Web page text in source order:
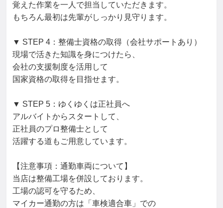
覚えた作業を一人で担当していただきます。
もちろん最初は先輩がしっかり見守ります。
▼ STEP 4：整備士資格の取得（会社サポートあり）
現場で活きた知識を身につけたら、
会社の支援制度を活用して
国家資格の取得を目指せます。
▼ STEP 5：ゆくゆくは正社員へ
アルバイトからスタートして、
正社員のプロ整備士として
活躍する道もご用意しています。
【注意事項：通勤車両について】
当店は整備工場を併設しております。
工場の認可を守るため、
マイカー通勤の方は「車検適合車」での